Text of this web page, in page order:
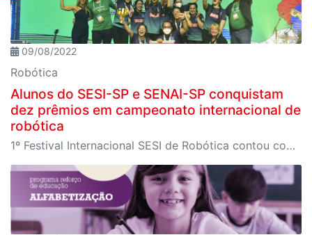
09/08/2022
Robótica
Alunos do SESI-SP e SENAI-SP conquistam
dez prêmios em campeonato internacional de
robótica
1º Festival Internacional SESI de Robótica contou com competições de robôs feitos com blocos de montar e de porte industrial